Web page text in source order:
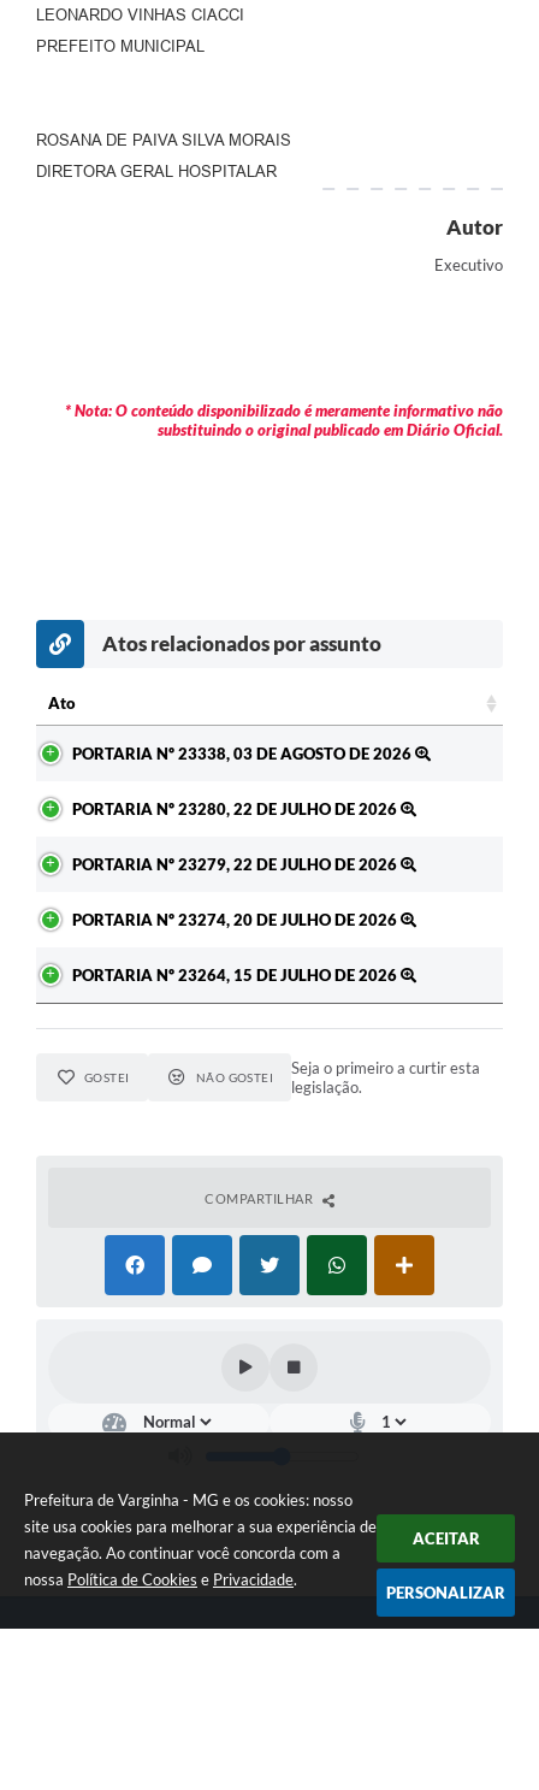
Prefeitura de Varginha - MG e os cookies: nosso
site usa cookies para melhorar a sua experiência de
navegação. Ao continuar você concorda com a
nossa Política de Cookies e Privacidade.
ACEITAR
PERSONALIZAR
LEONARDO VINHAS CIACCI
PREFEITO MUNICIPAL
ROSANA DE PAIVA SILVA MORAIS
DIRETORA GERAL HOSPITALAR
Autor
Executivo
* Nota: O conteúdo disponibilizado é meramente informativo não
substituindo o original publicado em Diário Oficial.
Atos relacionados por assunto
Ato
PORTARIA Nº 23338, 03 DE AGOSTO DE 2026
PORTARIA Nº 23280, 22 DE JULHO DE 2026
PORTARIA Nº 23279, 22 DE JULHO DE 2026
PORTARIA Nº 23274, 20 DE JULHO DE 2026
PORTARIA Nº 23264, 15 DE JULHO DE 2026
GOSTEI NÃO GOSTEI
Seja o primeiro a curtir esta
legislação.
COMPARTILHAR